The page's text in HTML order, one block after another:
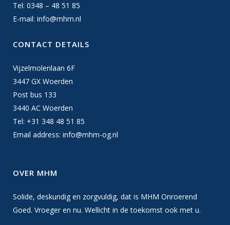
Tel: 0348 – 48 51 85
E-mail: info@mhm.nl
CONTACT DETAILS
Vijzelmolenlaan 6F
3447 GX Woerden
Post bus 133
3440 AC Woerden
Tel: +31 348 48 51 85
Email address: info@mhm-og.nl
OVER MHM
Solide, deskundig en zorgvuldig, dat is MHM Onroerend
Goed. Vroeger en nu. Wellicht in de toekomst ook met u.